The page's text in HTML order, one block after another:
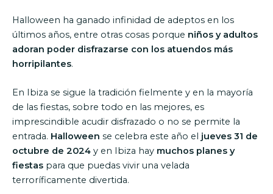
Halloween ha ganado infinidad de adeptos en los
últimos años, entre otras cosas porque niños y adultos
adoran poder disfrazarse con los atuendos más
horripilantes.
En Ibiza se sigue la tradición fielmente y en la mayoría
de las fiestas, sobre todo en las mejores, es
imprescindible acudir disfrazado o no se permite la
entrada. Halloween se celebra este año el jueves 31 de
octubre de 2024 y en Ibiza hay muchos planes y
fiestas para que puedas vivir una velada
terroríficamente divertida.